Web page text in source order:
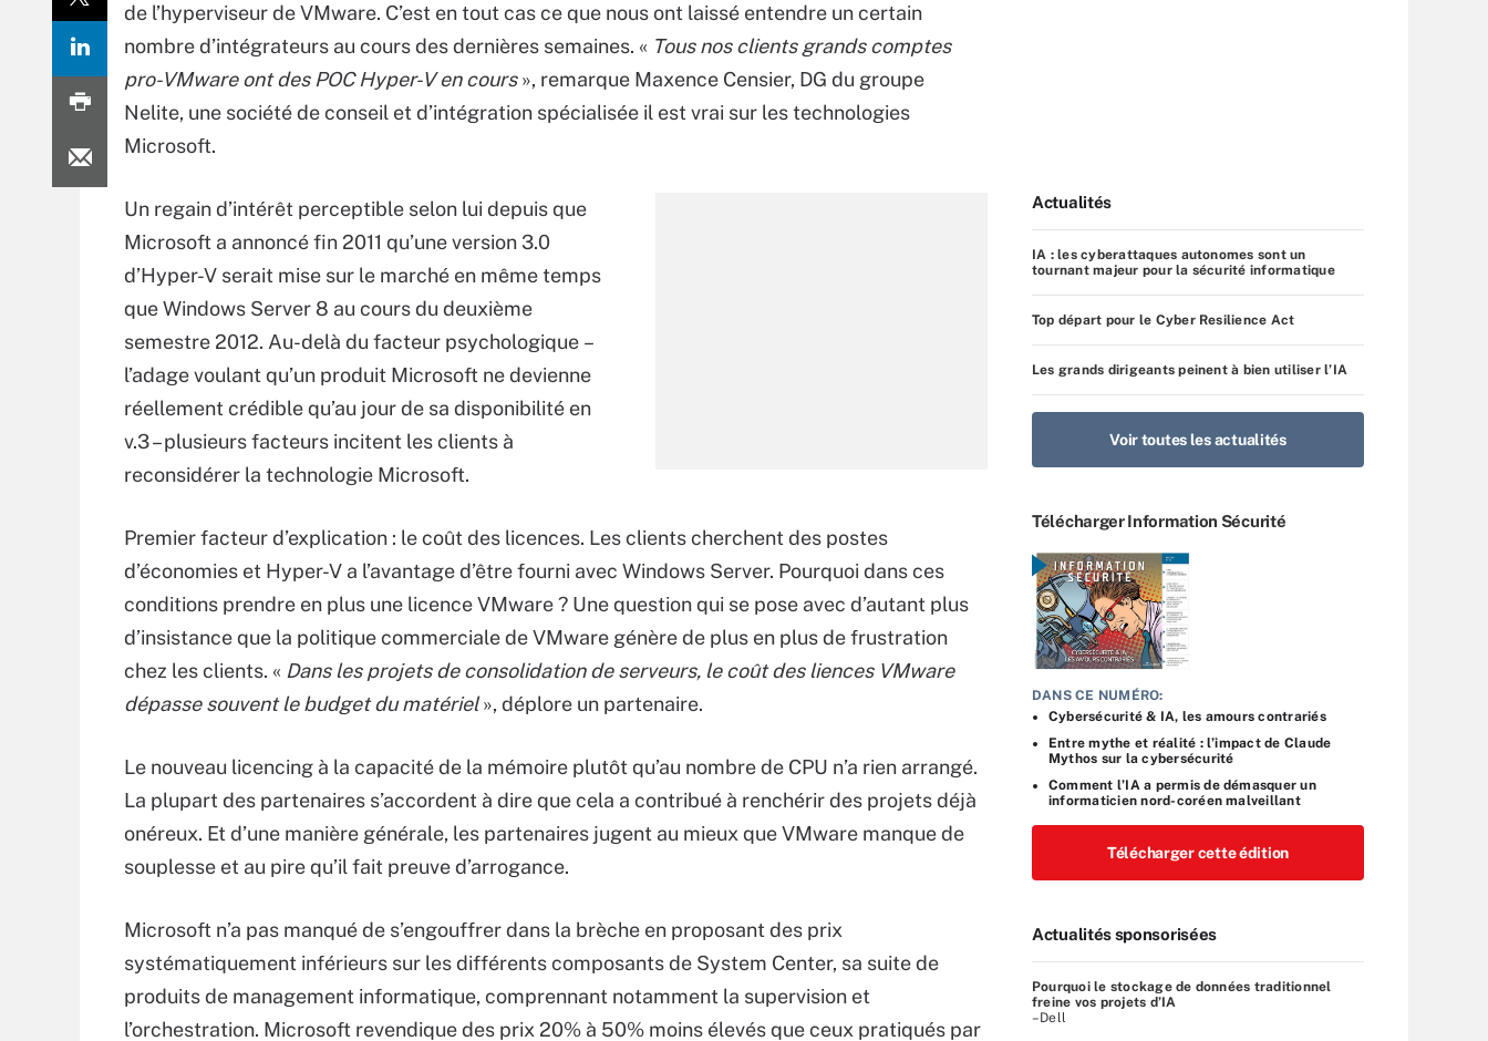
de l’hyperviseur de VMware. C’est en tout cas ce que nous ont laissé entendre un certain
nombre d’intégrateurs au cours des dernières semaines. « Tous nos clients grands comptes
pro-VMware ont des POC Hyper-V en cours», remarque Maxence Censier, DG du groupe
Nelite, une société de conseil et d’intégration spécialisée il est vrai sur les technologies
Microsoft.
Un regain d’intérêt perceptible selon lui depuis que
Microsoft a annoncé fin 2011 qu’une version 3.0
d’Hyper-V serait mise sur le marché en même temps
que Windows Server 8 au cours du deuxième
semestre 2012. Au-delà du facteur psychologique –
l’adage voulant qu’un produit Microsoft ne devienne
réellement crédible qu’au jour de sa disponibilité en
v.3 – plusieurs facteurs incitent les clients à
reconsidérer la technologie Microsoft.
Premier facteur d’explication : le coût des licences. Les clients cherchent des postes
d’économies et Hyper-V a l’avantage d’être fourni avec Windows Server. Pourquoi dans ces
conditions prendre en plus une licence VMware ? Une question qui se pose avec d’autant plus
d’insistance que la politique commerciale de VMware génère de plus en plus de frustration
chez les clients. « Dans les projets de consolidation de serveurs, le coût des liences VMware
dépasse souvent le budget du matériel», déplore un partenaire.
Le nouveau licencing à la capacité de la mémoire plutôt qu’au nombre de CPU n’a rien arrangé.
La plupart des partenaires s’accordent à dire que cela a contribué à renchérir des projets déjà
onéreux. Et d’une manière générale, les partenaires jugent au mieux que VMware manque de
souplesse et au pire qu’il fait preuve d’arrogance.
Microsoft n’a pas manqué de s’engouffrer dans la brèche en proposant des prix
systématiquement inférieurs sur les différents composants de System Center, sa suite de
produits de management informatique, comprennant notamment la supervision et
l’orchestration. Microsoft revendique des prix 20% à 50% moins élevés que ceux pratiqués par
Actualités
IA : les cyberattaques autonomes sont un
tournant majeur pour la sécurité informatique
Top départ pour le Cyber Resilience Act
Les grands dirigeants peinent à bien utiliser l’IA
Voir toutes les actualités
Télécharger Information Sécurité
DANS CE NUMÉRO:
Cybersécurité & IA, les amours contrariés
Entre mythe et réalité : l’impact de Claude
Mythos sur la cybersécurité
Comment l’IA a permis de démasquer un
informaticien nord-coréen malveillant
Télécharger cette édition
Actualités sponsorisées
Pourquoi le stockage de données traditionnel
freine vos projets d’IA
–Dell